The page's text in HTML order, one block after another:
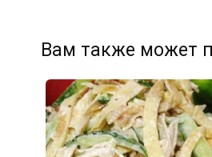
Вам также может